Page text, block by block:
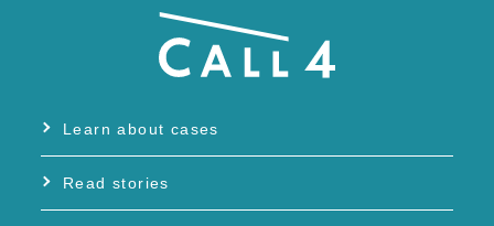
Learn about cases
Read stories